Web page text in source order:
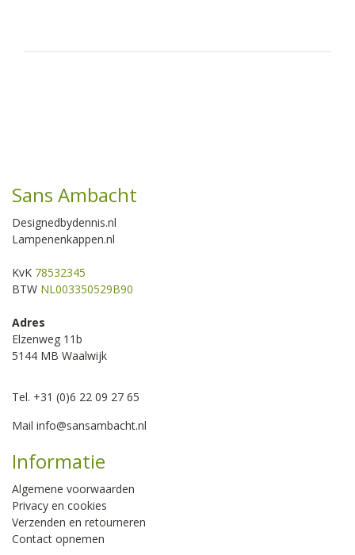
Sans Ambacht
Designedbydennis.nl
Lampenenkappen.nl
KvK 78532345
BTW NL003350529B90
Adres
Elzenweg 11b
5144 MB Waalwijk
Tel. +31 (0)6 22 09 27 65
Mail info@sansambacht.nl
Informatie
Algemene voorwaarden
Privacy en cookies
Verzenden en retourneren
Contact opnemen